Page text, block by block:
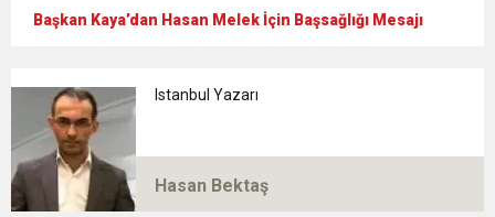
Bildirdi
20:05 Trabzonspor Muhammed Salah Transferini
Tamamladı
9:50 MGD’DEN ANITKABİR’E ANLAMLI ZİYARET
Başkan Kaya’dan Hasan Melek İçin Başsağlığı Mesajı
Istanbul Yazarı
Hasan Bektaş